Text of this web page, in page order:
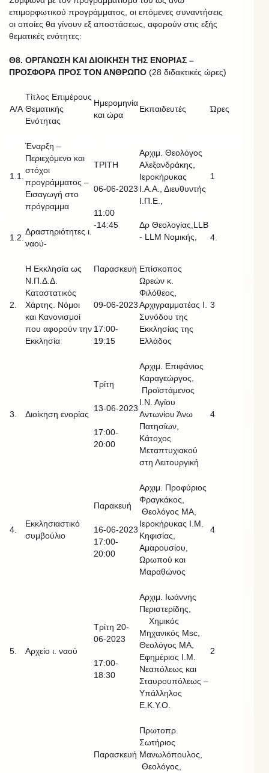
επιμορφωτικού προγράμματος, οι επόμενες συναντήσεις
οι οποίες θα γίνουν εξ αποστάσεως, αφορούν στις εξής
θεματικές ενότητες:
Θ8. ΟΡΓΑΝΩΣΗ ΚΑΙ ΔΙΟΙΚΗΣΗ ΤΗΣ ΕΝΟΡΙΑΣ –
ΠΡΟΣΦΟΡΑ ΠΡΟΣ ΤΟΝ ΑΝΘΡΩΠΟ (28 διδακτικές ώρες)
Α/Α
Τίτλος Επιμέρους
Θεματικής
Ενότητας
Ημερομηνία
και ώρα
Εκπαιδευτές Ώρες
1.1.
Έναρξη –
Περιεχόμενο και
στόχοι
προγράμματος –
Εισαγωγή στο
πρόγραμμα
ΤΡΙΤΗ
06-06-2023
11:00
-14:45
Αρχιμ. Θεολόγος
Αλεξανδράκης,
Ιεροκήρυκας
Ι.Α.Α., Διευθυντής
Ι.Π.Ε.,
Δρ Θεολογίας,LLB
- LLM Νομικής,
1
1.2.
Δραστηριότητες ι.
ναού-
4.
2.
Η Εκκλησία ως
Ν.Π.Δ.Δ.
Καταστατικός
Χάρτης. Νόμοι
και Κανονισμοί
που αφορούν την
Εκκλησία
Παρασκευή
09-06-2023
17:00-
19:15
Επίσκοπος
Ωρεών κ.
Φιλόθεος,
Αρχιγραμματέας Ι.
Συνόδου της
Εκκλησίας της
Ελλάδος
3
3. Διοίκηση ενορίας
Τρίτη
13-06-2023
17:00-
20:00
Αρχιμ. Επιφάνιος
Καραγεώργος,
Προϊστάμενος
Ι.Ν. Αγίου
Αντωνίου Άνω
Πατησίων,
Κάτοχος
Μεταπτυχιακού
στη Λειτουργική
4
4.
Εκκλησιαστικό
συμβούλιο
Παρακευή
16-06-2023
17:00-
20:00
Αρχιμ. Προφύριος
Φραγκάκος,
Θεολόγος ΜΑ,
Ιεροκήρυκας Ι.Μ.
Κηφισίας,
Αμαρουσίου,
Ωρωπού και
Μαραθώνος
4
5. Αρχείο ι. ναού
Τρίτη 20-
06-2023
17:00-
18:30
Αρχιμ. Ιωάννης
Περιστερίδης,
Χημικός
Μηχανικός Msc,
Θεολόγος ΜΑ,
Εφημέριος Ι.Μ.
Νεαπόλεως και
Σταυρουπόλεως –
Υπάλληλος
Ε.Κ.Υ.Ο.
2
Παρασκευή
Πρωτοπρ.
Σωτήριος
Μανωλόπουλος,
Θεολόγος,